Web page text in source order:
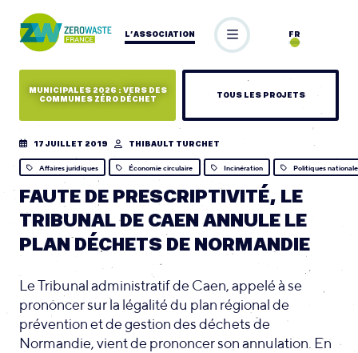
L’ASSOCIATION FR
MUNICIPALES 2026 : VERS DES
COMMUNES ZÉRO DÉCHET
TOUS LES PROJETS
17 JUILLET 2019 THIBAULT TURCHET
Affaires juridiques Économie circulaire Incinération Politiques
FAUTE DE PRESCRIPTIVITÉ, LE
TRIBUNAL DE CAEN ANNULE LE
PLAN DÉCHETS DE NORMANDIE
Le Tribunal administratif de Caen, appelé à se
prononcer sur la légalité du plan régional de
prévention et de gestion des déchets de
Normandie, vient de prononcer son annulation. En